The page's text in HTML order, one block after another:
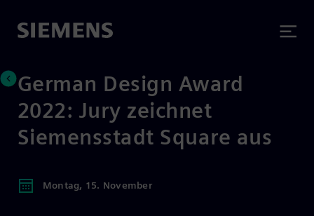
German Design Award
2022: Jury zeichnet
Siemensstadt Square aus
Montag, 15. November